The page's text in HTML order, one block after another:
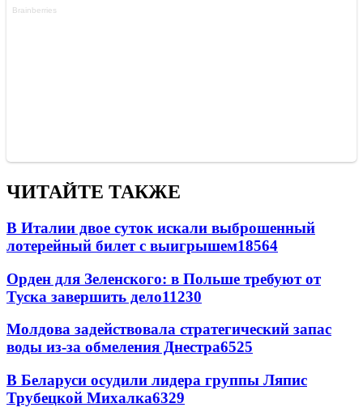
ЧИТАЙТЕ ТАКЖЕ
В Италии двое суток искали выброшенный
лотерейный билет с выигрышем18564
Орден для Зеленского: в Польше требуют от
Туска завершить дело11230
Молдова задействовала стратегический запас
воды из-за обмеления Днестра6525
В Беларуси осудили лидера группы Ляпис
Трубецкой Михалка6329